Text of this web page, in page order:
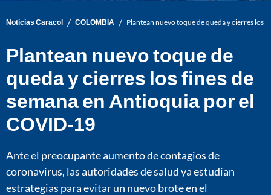
Noticias Caracol / COLOMBIA / Plantean nuevo toque de queda y cierres los
Plantean nuevo toque de
queda y cierres los fines de
semana en Antioquia por el
COVID-19
Ante el preocupante aumento de contagios de
coronavirus, las autoridades de salud ya estudian
estrategias para evitar un nuevo brote en el